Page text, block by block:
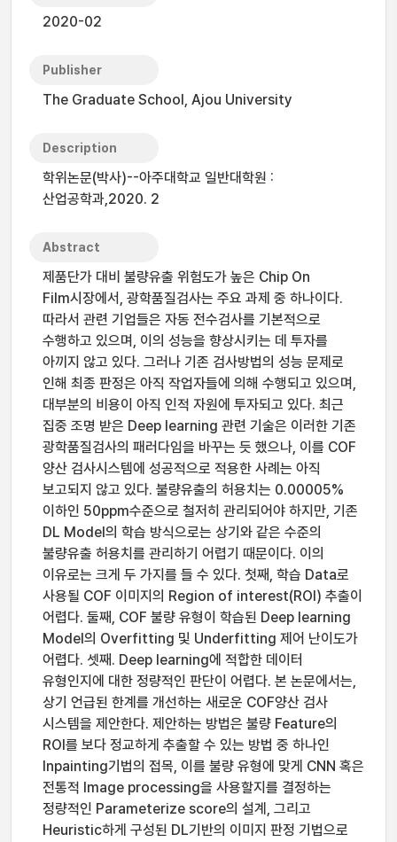
2020-02
Publisher
The Graduate School, Ajou University
Description
학위논문(박사)--아주대학교 일반대학원 :
산업공학과,2020. 2
Abstract
제품단가 대비 불량유출 위험도가 높은 Chip On
Film시장에서, 광학품질검사는 주요 과제 중 하나이다.
따라서 관련 기업들은 자동 전수검사를 기본적으로
수행하고 있으며, 이의 성능을 향상시키는 데 투자를
아끼지 않고 있다. 그러나 기존 검사방법의 성능 문제로
인해 최종 판정은 아직 작업자들에 의해 수행되고 있으며,
대부분의 비용이 아직 인적 자원에 투자되고 있다. 최근
집중 조명 받은 Deep learning 관련 기술은 이러한 기존
광학품질검사의 패러다임을 바꾸는 듯 했으나, 이를 COF
양산 검사시스템에 성공적으로 적용한 사례는 아직
보고되지 않고 있다. 불량유출의 허용치는 0.00005%
이하인 50ppm수준으로 철저히 관리되어야 하지만, 기존
DL Model의 학습 방식으로는 상기와 같은 수준의
불량유출 허용치를 관리하기 어렵기 때문이다. 이의
이유로는 크게 두 가지를 들 수 있다. 첫째, 학습 Data로
사용될 COF 이미지의 Region of interest(ROI) 추출이
어렵다. 둘째, COF 불량 유형이 학습된 Deep learning
Model의 Overfitting 및 Underfitting 제어 난이도가
어렵다. 셋째. Deep learning에 적합한 데이터
유형인지에 대한 정량적인 판단이 어렵다. 본 논문에서는,
상기 언급된 한계를 개선하는 새로운 COF양산 검사
시스템을 제안한다. 제안하는 방법은 불량 Feature의
ROI를 보다 정교하게 추출할 수 있는 방법 중 하나인
Inpainting기법의 접목, 이를 불량 유형에 맞게 CNN 혹은
전통적 Image processing을 사용할지를 결정하는
정량적인 Parameterize score의 설계, 그리고
Heuristic하게 구성된 DL기반의 이미지 판정 기법으로